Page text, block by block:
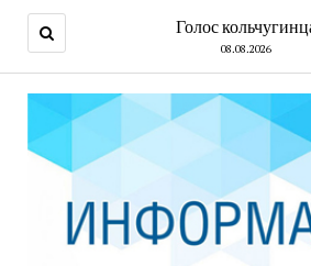
Голос
08.08.2026